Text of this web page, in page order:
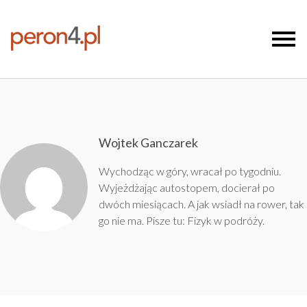
Wojtek Ganczarek
Wychodząc w góry, wracał po tygodniu.
Wyjeżdżając autostopem, docierał po
dwóch miesiącach. A jak wsiadł na rower, tak
go nie ma. Pisze tu: Fizyk w podróży.